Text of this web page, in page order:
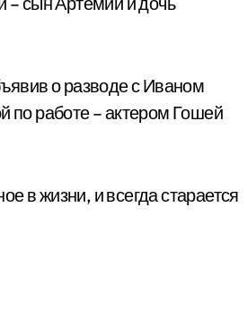
о разводе с Иваном
по работе – актером Гошей
в жизни, и всегда старается